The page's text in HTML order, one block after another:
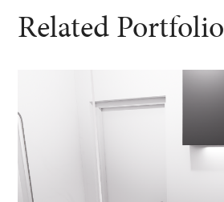
Related Portfolio
Bureaux FEELING